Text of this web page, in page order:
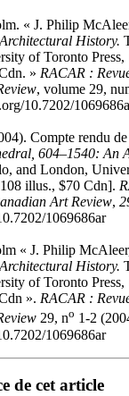
« J. Philip
History.
of Toronto Press,
» RACAR :
, volume 29,
10.7202/
Compte rendu
604–1540: An
and London,
illus., $70 Cdn].
Art Review,
1069686ar
« J. Philip
History.
of Toronto Press,
». RACAR :
29, no 1-2
1069686ar
de cet article